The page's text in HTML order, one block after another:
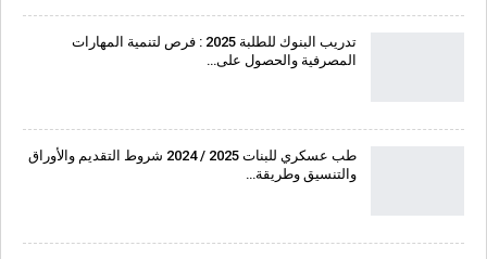
تدريب البنوك للطلبة 2025 : فرص لتنمية المهارات
المصرفية والحصول على…
طب عسكري للبنات 2025 / 2024 شروط التقديم والأوراق
والتنسيق وطريقة…